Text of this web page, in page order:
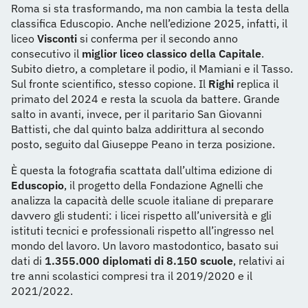
Roma si sta trasformando, ma non cambia la testa della
classifica Eduscopio. Anche nell’edizione 2025, infatti, il
liceo Visconti si conferma per il secondo anno
consecutivo il miglior liceo classico della Capitale.
Subito dietro, a completare il podio, il Mamiani e il Tasso.
Sul fronte scientifico, stesso copione. Il Righi replica il
primato del 2024 e resta la scuola da battere. Grande
salto in avanti, invece, per il paritario San Giovanni
Battisti, che dal quinto balza addirittura al secondo
posto, seguito dal Giuseppe Peano in terza posizione.
È questa la fotografia scattata dall’ultima edizione di
Eduscopio, il progetto della Fondazione Agnelli che
analizza la capacità delle scuole italiane di preparare
davvero gli studenti: i licei rispetto all’università e gli
istituti tecnici e professionali rispetto all’ingresso nel
mondo del lavoro. Un lavoro mastodontico, basato sui
dati di 1.355.000 diplomati di 8.150 scuole, relativi ai
tre anni scolastici compresi tra il 2019/2020 e il
2021/2022.